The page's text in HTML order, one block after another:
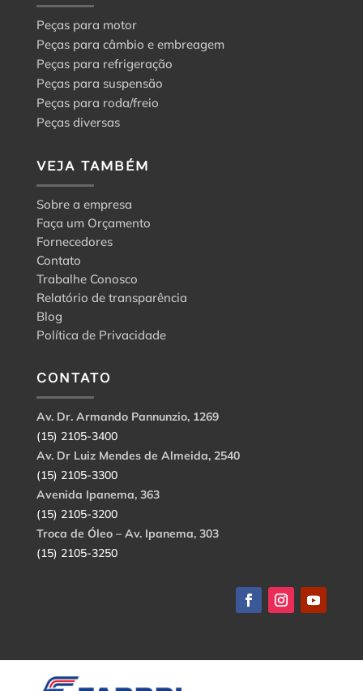
Peças para motor
Peças para câmbio e embreagem
Peças para refrigeração
Peças para suspensão
Peças para roda/freio
Peças diversas
VEJA TAMBÉM
Sobre a empresa
Faça um Orçamento
Fornecedores
Contato
Trabalhe Conosco
Relatório de transparência
Blog
Política de Privacidade
CONTATO
Av. Dr. Armando Pannunzio, 1269
(15) 2105-3400
Av. Dr Luiz Mendes de Almeida, 2540
(15) 2105-3300
Avenida Ipanema, 363
(15) 2105-3200
Troca de Óleo – Av. Ipanema, 303
(15) 2105-3250